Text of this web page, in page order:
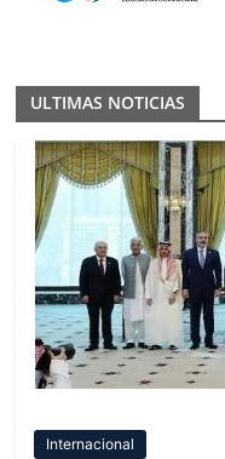
ULTIMAS NOTICIAS
Internacional